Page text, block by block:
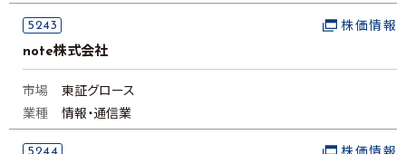
5243
note株式会社
株価情報
市場
東証グロース
業種
情報・通信業